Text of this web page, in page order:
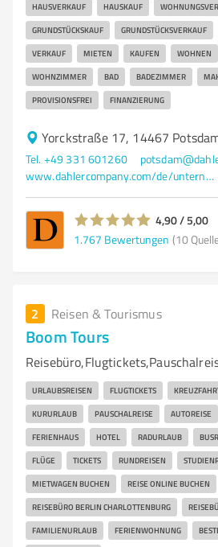
HAUSVERKAUF HAUSKAUF
GRUNDSTÜCKSKAUF GRUNDSTÜCKSVERKAUF
VERKAUF MIETEN KAUFEN WOHNEN
WOHNZIMMER BAD BADEZIMMER
PROVISIONSFREI FINANZIERUNG
Yorckstraße 17, 14467
Tel. +49 331 601260
www.dahlercompany.com/de/unternehmen/immobilienmakler/potsdam
4,90 / 5,00
1.767 Bewertungen (10
2 Reisen & Tourismus
Boom Tours
URLAUBSREISEN FLUGTICKETS
KURURLAUB PAUSCHALREISE AUTOREISE
FERIENHAUS HOTEL RADURLAUB
FLÜGE TICKETS RUNDREISEN
MIETWAGEN BUCHEN REISE ONLINE BUCHEN
REISEBÜRO BERLIN CHARLOTTENBURG
FAMILIENURLAUB FERIENWOHNUNG